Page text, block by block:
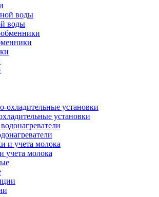
воды
установки
учета молока